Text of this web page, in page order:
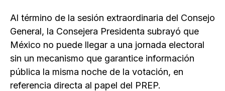
Al término de la sesión extraordinaria del Consejo
General, la Consejera Presidenta subrayó que
México no puede llegar a una jornada electoral
sin un mecanismo que garantice información
pública la misma noche de la votación, en
referencia directa al papel del PREP.